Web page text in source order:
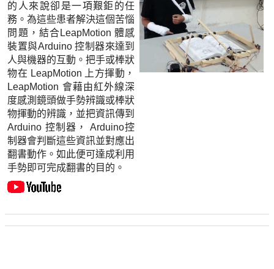
的人來說卻是一項艱鉅的任
務。為這些患者解決這個苦惱
問題，結合LeapMotion 體感
裝置與Arduino 控制器來達到
人與機器的互動。把手或棒狀
物在 LeapMotion 上方揮動，
LeapMotion 會藉由紅外線深
度感測鏡頭做手勢辨識或棒狀
物揮動的辨識，並把資訊傳到
Arduino 控制器， Arduino控
制器會判斷這些資訊並對應出
翻書動作。如此便可達成利用
手勢即可完成翻書的目的。